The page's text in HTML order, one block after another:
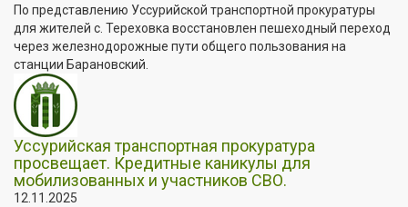
По представлению Уссурийской транспортной прокуратуры
для жителей с. Тереховка восстановлен пешеходный переход
через железнодорожные пути общего пользования на
станции Барановский.
Уссурийская транспортная прокуратура
просвещает. Кредитные каникулы для
мобилизованных и участников СВО.
12.11.2025